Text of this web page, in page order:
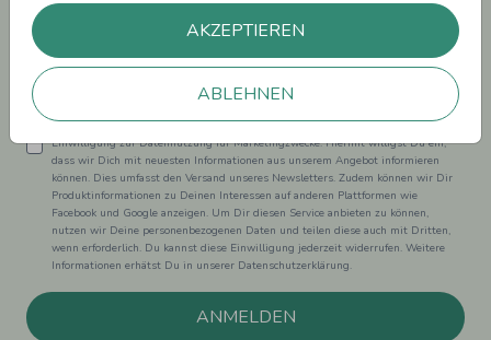
AKZEPTIEREN
ABLEHNEN
Laufenden.
Einwilligung zur Datennutzung für Marketingzwecke: Hiermit willigst Du ein,
dass wir Dich mit neuesten Informationen aus unserem Angebot informieren
können. Dies umfasst den Versand unseres Newsletters. Zudem können wir Dir
Produktinformationen zu Deinen Interessen auf anderen Plattformen wie
Facebook und Google anzeigen. Um Dir diesen Service anbieten zu können,
nutzen wir Deine personenbezogenen Daten und teilen diese auch mit Dritten,
wenn erforderlich. Du kannst diese Einwilligung jederzeit widerrufen. Weitere
Informationen erhätst Du in unserer Datenschutzerklärung.
ANMELDEN